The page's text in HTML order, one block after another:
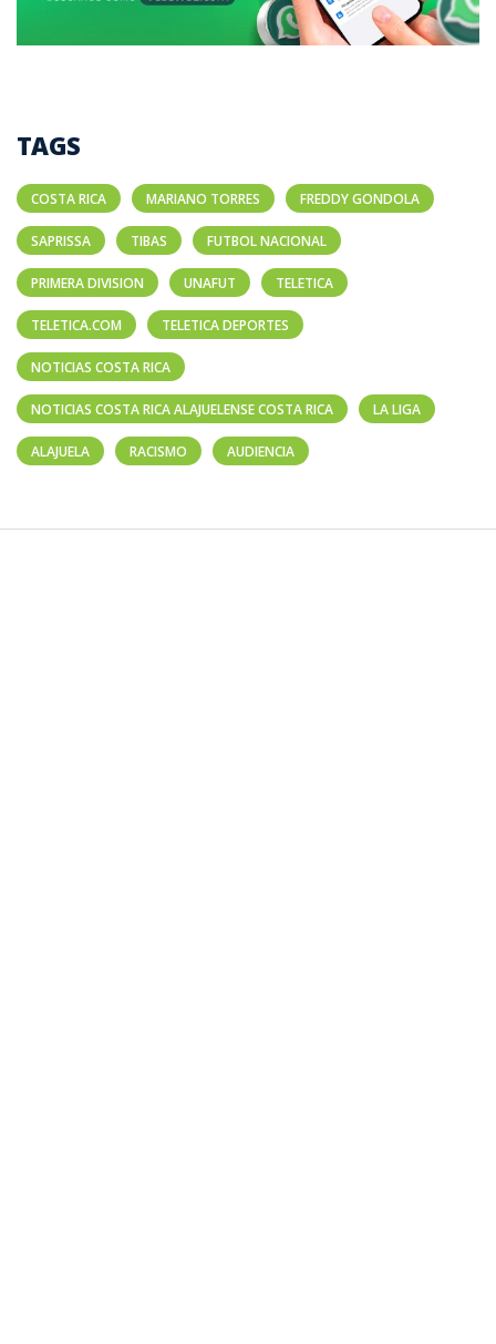
TAGS
COSTA RICA MARIANO TORRES FREDDY GONDOLA
SAPRISSA TIBAS FUTBOL NACIONAL
PRIMERA DIVISION UNAFUT TELETICA
TELETICA.COM TELETICA DEPORTES
NOTICIAS COSTA RICA
NOTICIAS COSTA RICA ALAJUELENSE COSTA RICA LA LIGA
ALAJUELA RACISMO AUDIENCIA